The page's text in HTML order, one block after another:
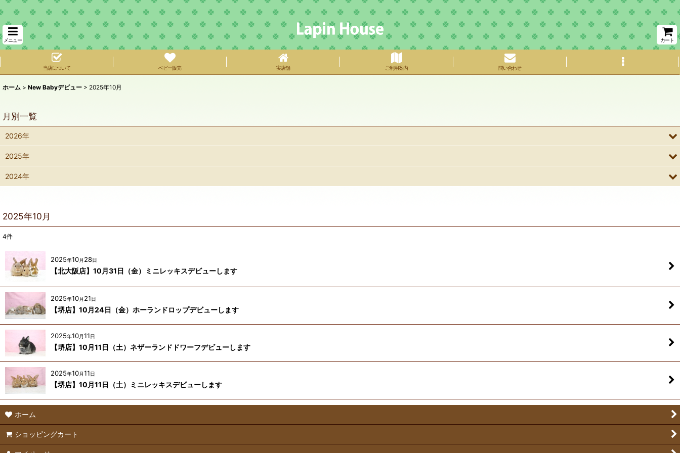
メニュー カート
当店について ベビー販売 実店舗 ご利用案内 問い合わせ
ホーム > New Babyデビュー > 2025年10月
2025年10月
4件
2025年10月 28日
【北大阪店】10月31日（金）ミニレッキスデビューします
2025年10月 21日
【堺店】10月24日（金）ホーランドロップデビューします
2025年10月11日
【堺店】10月11日（土）ネザーランドドワーフデビューします
2025年10月11日
【堺店】10月11日（土）ミニレッキスデビューします
月別一覧
2026年
2025年
2024年
ホーム
ショッピングカート